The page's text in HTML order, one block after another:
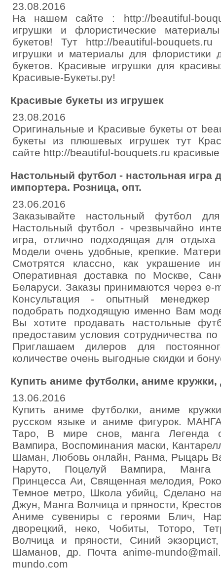
23.08.2016
На нашем сайте : http://beautiful-
игрушки и флористические
букетов! Тут http://beautiful-
игрушки и материалы для флористики
букетов. Красивые игрушки для
Красивые-Букеты.ру!
Красивые букеты из игрушек
23.08.2016
Оригинальные и Красивые букеты от
букеты из плюшевых игрушек тут
сайте http://beautiful-bouquets.ru красивые
Настольный футбол - настольная игра
импортера. Розница, опт.
23.06.2016
Заказывайте настольный футбол
Настольный футбол - чрезвычайно
игра, отлично подходящая для отдыха
Модели очень удобные, крепкие.
Смотрятся классно, как украшение
Оперативная доставка по Москве,
Беларуси. Заказы принимаются через e-
Консультация - опытный менеджер
подобрать подходящую именно Вам
Вы хотите продавать настольные
предоставим условия сотрудничества
Приглашаем дилеров для
количестве очень выгодные скидки и
Купить аниме футболки, аниме кружки,
13.06.2016
Купить аниме футболки, аниме
русском языке и аниме фигурок.
Таро, В мире снов, манга Легенда
Вампира, Воспоминания маски,
Шаман, Любовь онлайн, Ранма, Рыцарь
Наруто, Поцелуй Вампира, Манга
Принцесса Аи, Священная мелодия,
Темное метро, Школа убийц, Сделано
Джун, Манга Волчица и пряности,
Аниме сувениры с героями Блич,
дворецкий, неко, Чобиты, Тоторо,
Волчица и пряности, Синий
Шаманов, др. Почта anime-
mundo.com